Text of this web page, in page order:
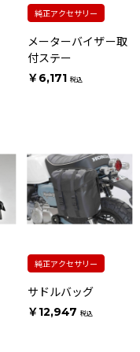
純正アクセサリー
メーターバイザー取
付ステー
￥6,171 税込
純正アクセサリー
サドルバッグ
￥12,947 税込